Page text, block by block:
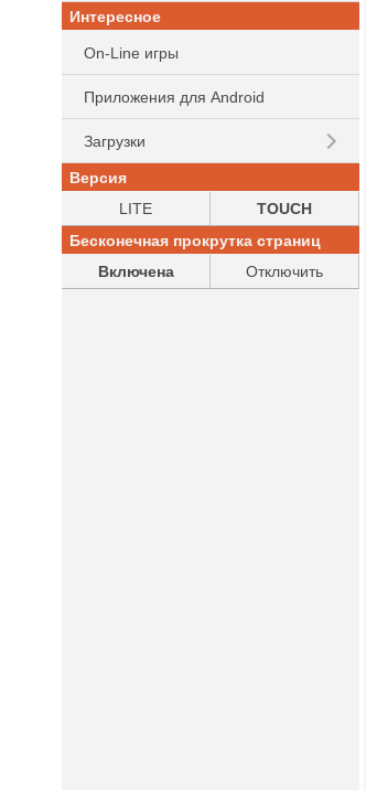
Интересное
On-Line игры
Приложения для Android
Загрузки
Версия
LITE
TOUCH
Бесконечная прокрутка страниц
Включена
Отключить